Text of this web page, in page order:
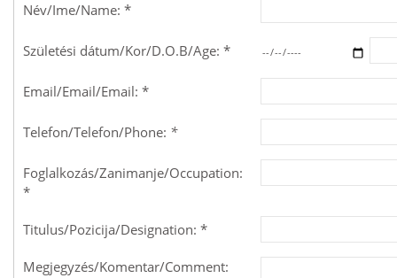
Név/Ime/Name: *
Születési dátum/Kor/D.O.B/Age: *
Email/Email/Email: *
Telefon/Telefon/Phone: *
Foglalkozás/Zanimanje/Occupation:
*
Titulus/Pozicija/Designation: *
Megjegyzés/Komentar/Comment: